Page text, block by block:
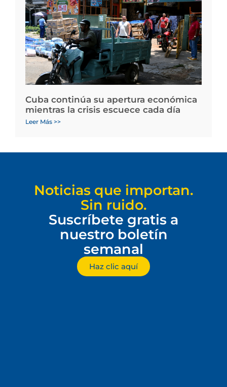
Cuba continúa su apertura económica
mientras la crisis escuece cada día
Leer Más >>
Noticias que importan.
Sin ruido.
Suscríbete gratis a
nuestro boletín
semanal
Haz clic aquí